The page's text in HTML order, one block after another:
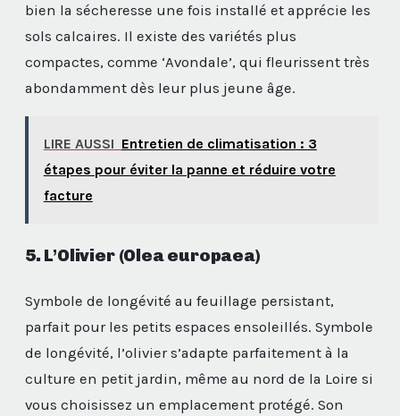
bien la sécheresse une fois installé et apprécie les
sols calcaires. Il existe des variétés plus
compactes, comme ‘Avondale’, qui fleurissent très
abondamment dès leur plus jeune âge.
LIRE AUSSI Entretien de climatisation : 3
étapes pour éviter la panne et réduire votre
facture
5. L’Olivier (Olea europaea)
Symbole de longévité au feuillage persistant,
parfait pour les petits espaces ensoleillés. Symbole
de longévité, l’olivier s’adapte parfaitement à la
culture en petit jardin, même au nord de la Loire si
vous choisissez un emplacement protégé. Son